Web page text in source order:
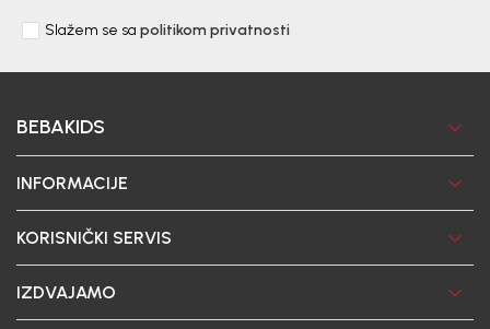
Slažem se sa politikom privatnosti
BEBAKIDS
INFORMACIJE
KORISNIČKI SERVIS
IZDVAJAMO